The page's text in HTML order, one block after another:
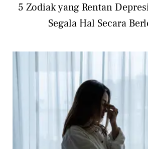
5 Zodiak yang Rentan
Segala Hal Secara